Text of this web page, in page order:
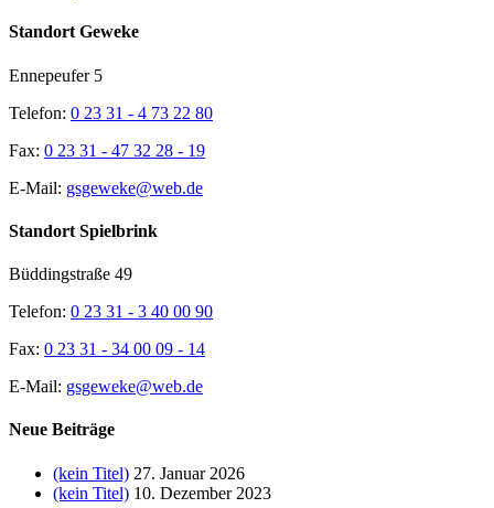
Standort Geweke
Ennepeufer 5
Telefon: 0 23 31 - 4 73 22 80
Fax: 0 23 31 - 47 32 28 - 19
E-Mail: gsgeweke@web.de
Standort Spielbrink
Büddingstraße 49
Telefon: 0 23 31 - 3 40 00 90
Fax: 0 23 31 - 34 00 09 - 14
E-Mail: gsgeweke@web.de
Neue Beiträge
(kein Titel) 27. Januar 2026
(kein Titel) 10. Dezember 2023